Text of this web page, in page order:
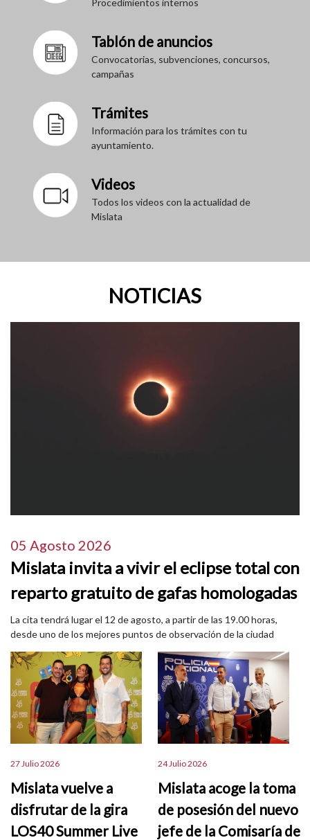
Tablón de anuncios
Convocatorias, subvenciones, concursos,
campañas
Trámites
Información para los trámites con tu
ayuntamiento.
Videos
Todos los videos con la actualidad de
Mislata
NOTICIAS
05 Agosto 2026
Mislata invita a vivir el eclipse total con
reparto gratuito de gafas homologadas
La cita tendrá lugar el 12 de agosto, a partir de las 19.00 horas,
desde uno de los mejores puntos de observación de la ciudad
27 Julio 2026
Mislata vuelve a
disfrutar de la gira
LOS40 Summer Live
24 Julio 2026
Mislata acoge la toma
de posesión del nuevo
jefe de la Comisaría de